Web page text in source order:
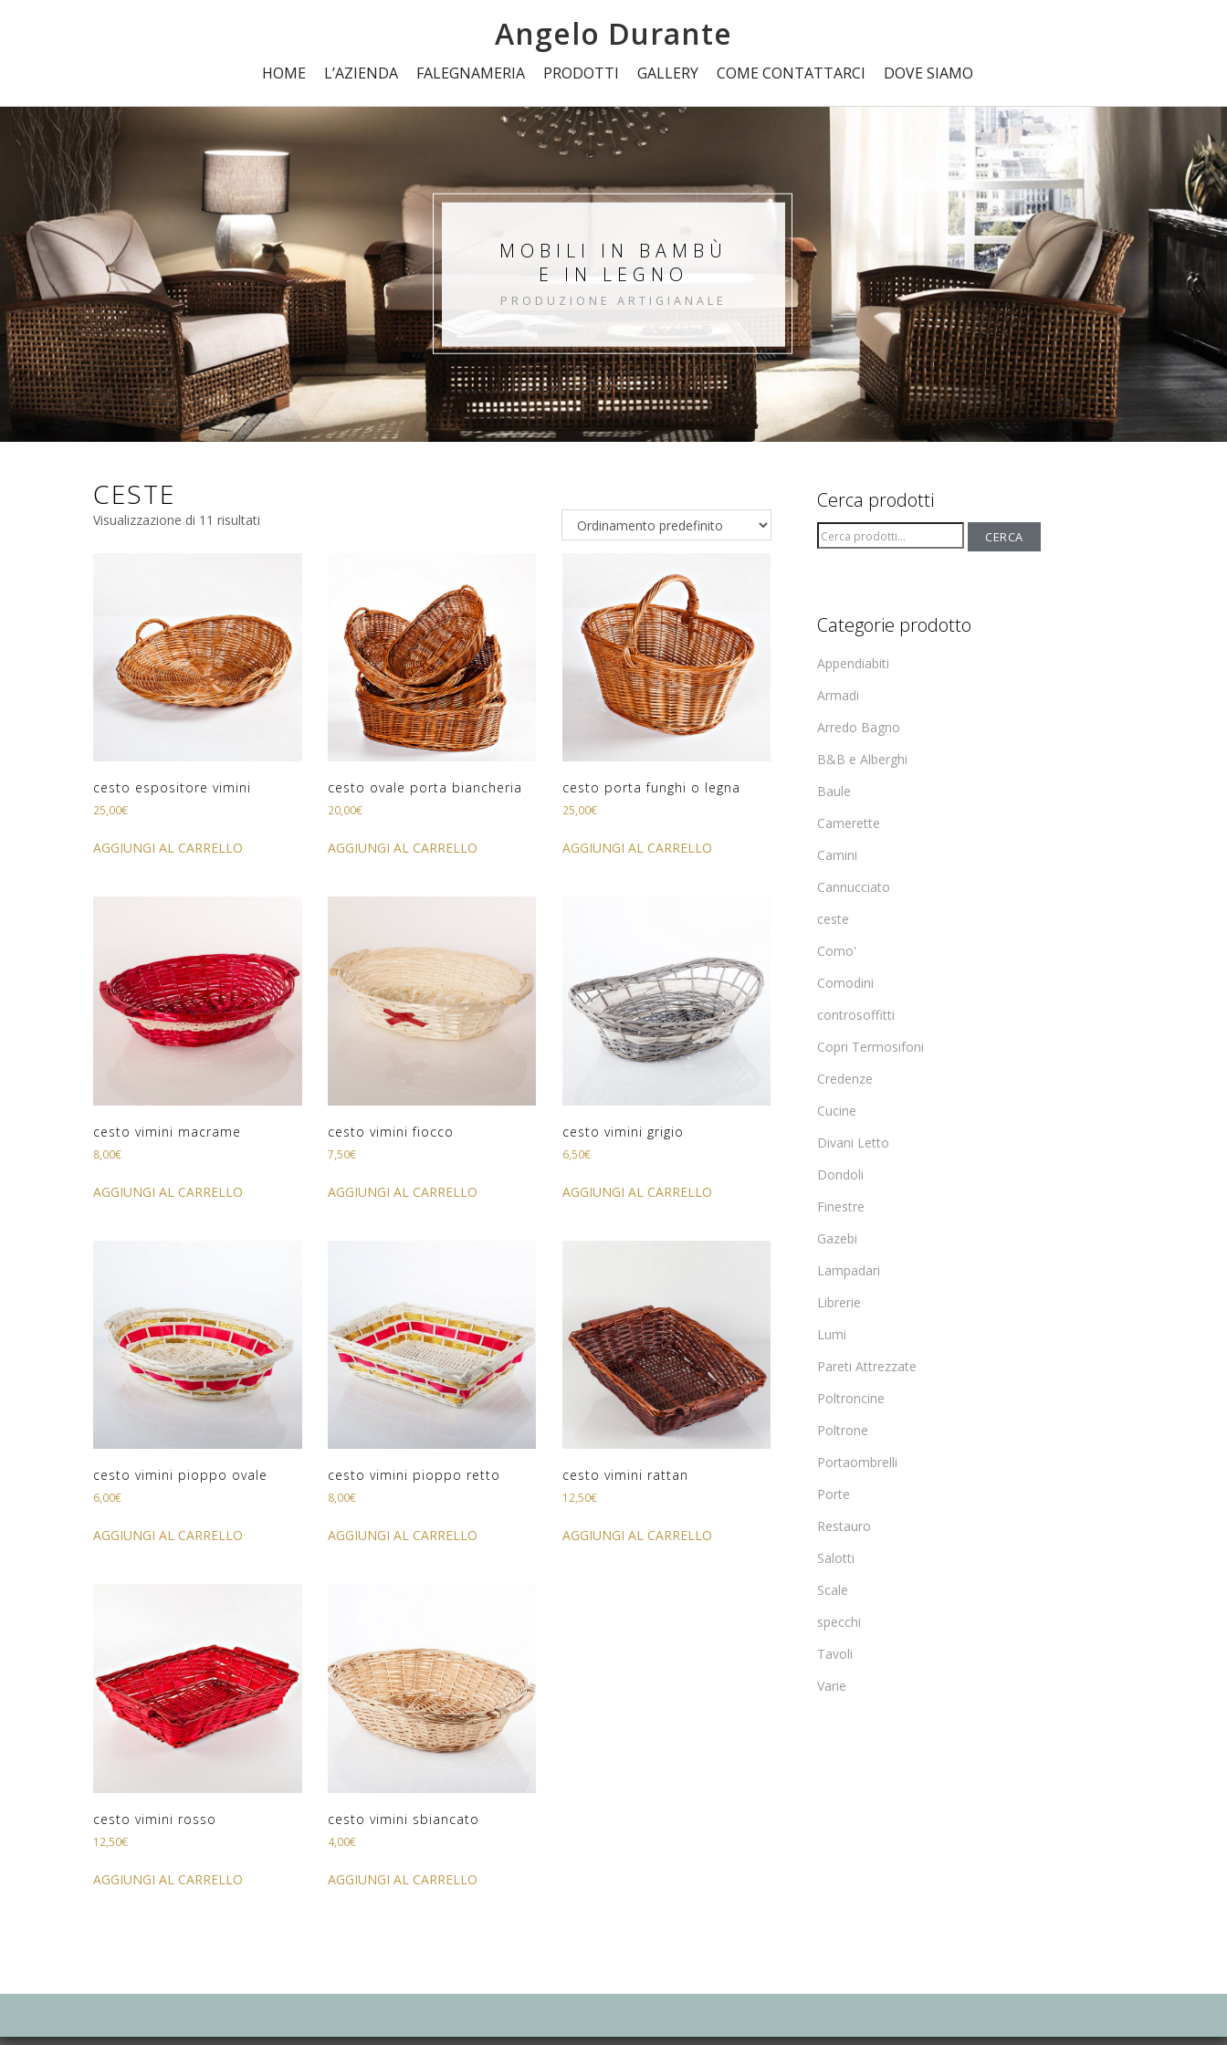
Angelo Durante
HOME L’AZIENDA FALEGNAMERIA PRODOTTI GALLERY COME CONTATTARCI DOVE SIAMO
MOBILI IN BAMBÙ
E IN LEGNO
PRODUZIONE ARTIGIANALE
CESTE
Visualizzazione di 11 risultati
cesto espositore vimini
25,00€
AGGIUNGI AL CARRELLO
cesto ovale porta biancheria
20,00€
AGGIUNGI AL CARRELLO
cesto porta funghi o legna
25,00€
AGGIUNGI AL CARRELLO
cesto vimini macrame
8,00€
AGGIUNGI AL CARRELLO
cesto vimini fiocco
7,50€
AGGIUNGI AL CARRELLO
cesto vimini grigio
6,50€
AGGIUNGI AL CARRELLO
cesto vimini pioppo ovale
6,00€
AGGIUNGI AL CARRELLO
cesto vimini pioppo retto
8,00€
AGGIUNGI AL CARRELLO
cesto vimini rattan
12,50€
AGGIUNGI AL CARRELLO
cesto vimini rosso
12,50€
AGGIUNGI AL CARRELLO
cesto vimini sbiancato
4,00€
AGGIUNGI AL CARRELLO
Cerca prodotti
Cerca: CERCA
Categorie prodotto
Appendiabiti
Armadi
Arredo Bagno
B&B e Alberghi
Baule
Camerette
Camini
Cannucciato
ceste
Como'
Comodini
controsoffitti
Copri Termosifoni
Credenze
Cucine
Divani Letto
Dondoli
Finestre
Gazebi
Lampadari
Librerie
Lumi
Pareti Attrezzate
Poltroncine
Poltrone
Portaombrelli
Porte
Restauro
Salotti
Scale
specchi
Tavoli
Varie